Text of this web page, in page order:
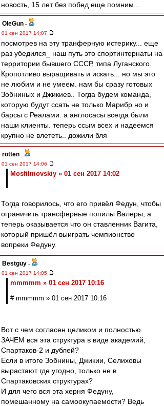
новость, 15 лет без побед еще помним...
OleGun -
01 сен 2017 14:07
посмотрев на эту транферную истерику... еще
раз убедился_ наш путь это спортинтернаты на
территории бывшего СССР, типа Луганского.
Кропотливо выращивать и искать... но мы это
не любим и не умеем. нам бы сразу готовых
Зобниных и Джикиев.. Тогда будем команда,
которую будут ссать не только Марибр но и
барсы с Реалами. а англосасы всегда были
наши клиенты. теперь ссым всех и надеемся
крупно не влететь.. дожили бля
rotten -
01 сен 2017 14:06
Mosfilmovskiy » 01 сен 2017 14:02
Тогда говорилось, что его привёл Федун, чтобы
ограничить трансферные попилы Валеры, а
теперь оказывается что он ставленник Вагита,
который пришёл выиграть чемпионство
вопреки Федуну.
Bestguy -
01 сен 2017 14:05
mmmmm » 01 сен 2017 10:16
# mmmmm » 01 сен 2017 10:16
Вот с чем согласен целиком и полностью.
ЗАЧЕМ вся эта структура в виде академий,
Спартаков-2 и дублей?
Если в итоге Зобнины, Джикии, Селиховы
вырастают где угодно, только не в
Спартаковских структурах?
И для чего вся эта херня Федуну,
помешанному на самоокупаемости? Ведь